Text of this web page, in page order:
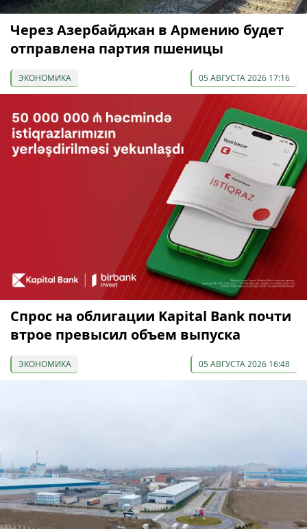
Через Азербайджан в Армению будет
отправлена партия пшеницы
ЭКОНОМИКА 05 АВГУСТА 2026 17:16
Спрос на облигации Kapital Bank почти
втрое превысил объем выпуска
ЭКОНОМИКА 05 АВГУСТА 2026 16:48